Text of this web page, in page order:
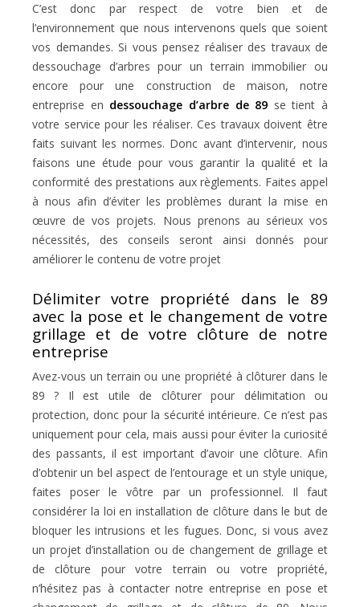
C’est donc par respect de votre bien et de
l’environnement que nous intervenons quels que soient
vos demandes. Si vous pensez réaliser des travaux de
dessouchage d’arbres pour un terrain immobilier ou
encore pour une construction de maison, notre
entreprise en dessouchage d’arbre de 89 se tient à
votre service pour les réaliser. Ces travaux doivent être
faits suivant les normes. Donc avant d’intervenir, nous
faisons une étude pour vous garantir la qualité et la
conformité des prestations aux règlements. Faites appel
à nous afin d’éviter les problèmes durant la mise en
œuvre de vos projets. Nous prenons au sérieux vos
nécessités, des conseils seront ainsi donnés pour
améliorer le contenu de votre projet
Délimiter votre propriété dans le 89
avec la pose et le changement de votre
grillage et de votre clôture de notre
entreprise
Avez-vous un terrain ou une propriété à clôturer dans le
89 ? Il est utile de clôturer pour délimitation ou
protection, donc pour la sécurité intérieure. Ce n’est pas
uniquement pour cela, mais aussi pour éviter la curiosité
des passants, il est important d’avoir une clôture. Afin
d’obtenir un bel aspect de l’entourage et un style unique,
faites poser le vôtre par un professionnel. Il faut
considérer la loi en installation de clôture dans le but de
bloquer les intrusions et les fugues. Donc, si vous avez
un projet d’installation ou de changement de grillage et
de clôture pour votre terrain ou votre propriété,
n’hésitez pas à contacter notre entreprise en pose et